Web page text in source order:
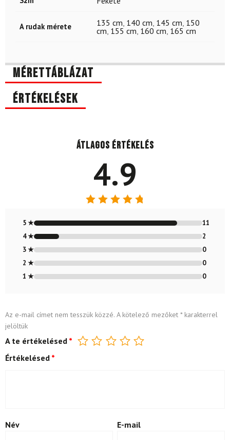
A rudak mérete 135 cm 140 cm 145 cm 150
cm 155 cm 160 cm 165 cm
Mérettáblázat
Értékelések
Átlagos értékelés
4.9
4.85/ 5
5 ★
11
4 ★
2
3 ★
0
2 ★
0
1 ★
0
Az e-mail címet nem tesszük közzé. A kötelező mezőket *karakterrel
jelöltük
A te értékelésed *
Értékelésed *
Név E-mail